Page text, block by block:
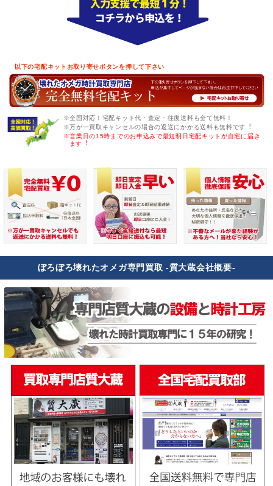
以下の宅配キットお取り寄せボタンを押して下さい
※全国対応！宅配キット代・査定・往復送料も全て無料！
※万が一買取キャンセルの場合の返送にかかる送料も無料です︕
※営業日の15時までのお申込みで最短明日宅配キットが自宅に届き
ます︕
ぼろぼろ壊れたオメガ専門買取 -質大蔵会社概要-